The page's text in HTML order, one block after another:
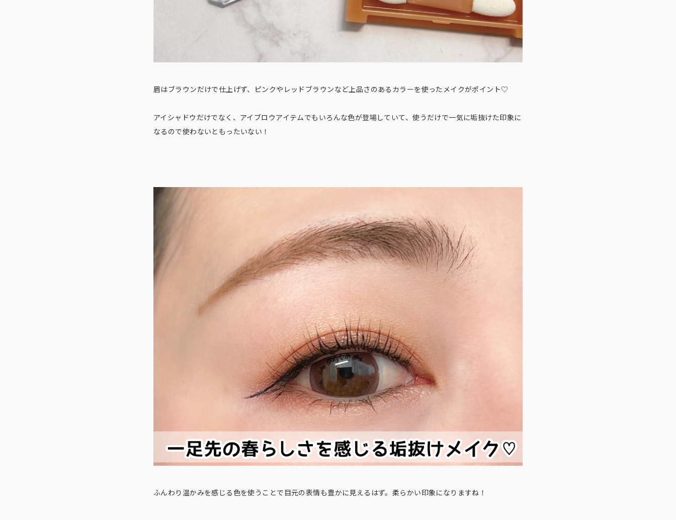
眉はブラウンだけで仕上げず、ピンクやレッドブラウンなど上品さのあるカラーを使ったメイクがポイント♡
アイシャドウだけでなく、アイブロウアイテムでもいろんな色が登場していて、使うだけで一気に垢抜けた印象に
なるので使わないともったいない！
ふんわり温かみを感じる色を使うことで目元の表情も豊かに見えるはず。柔らかい印象になりますね！